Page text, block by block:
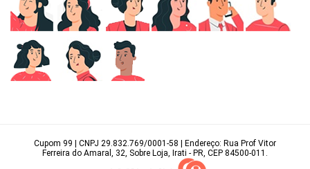
Cupom 99 | CNPJ 29.832.769/0001-58 | Endereço: Rua Prof Vitor
Ferreira do Amaral, 32, Sobre Loja, Irati - PR, CEP 84500-011.